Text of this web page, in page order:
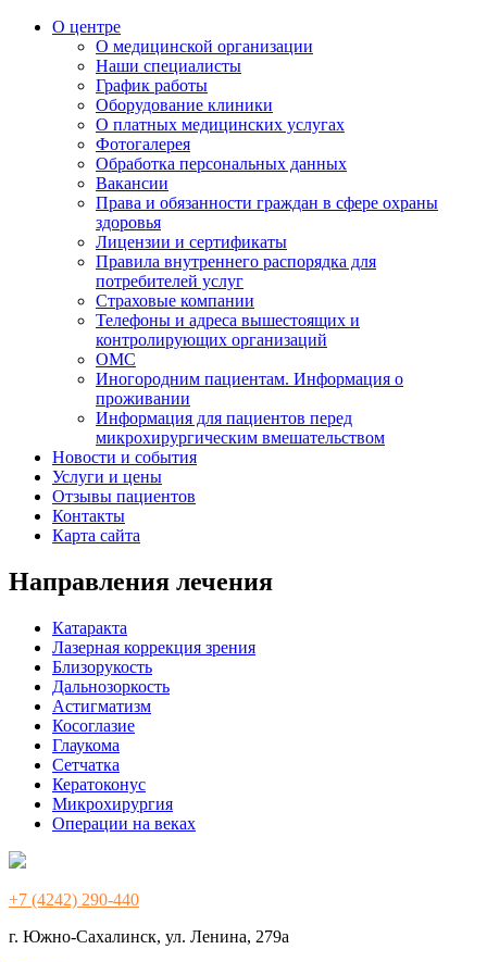
О центре
О медицинской организации
Наши специалисты
График работы
Оборудование клиники
О платных медицинских услугах
Фотогалерея
Обработка персональных данных
Вакансии
Права и обязанности граждан в сфере охраны
здоровья
Лицензии и сертификаты
Правила внутреннего распорядка для
потребителей услуг
Страховые компании
Телефоны и адреса вышестоящих и
контролирующих организаций
ОМС
Иногородним пациентам. Информация о
проживании
Информация для пациентов перед
микрохирургическим вмешательством
Новости и события
Услуги и цены
Отзывы пациентов
Контакты
Карта сайта
Направления лечения
Катаракта
Лазерная коррекция зрения
Близорукость
Дальнозоркость
Астигматизм
Косоглазие
Глаукома
Сетчатка
Кератоконус
Микрохирургия
Операции на веках
+7 (4242) 290-440
г. Южно-Сахалинск, ул. Ленина, 279а